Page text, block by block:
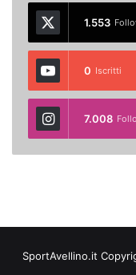
1.553
0 Iscritti
7.008
SportAvellino.it